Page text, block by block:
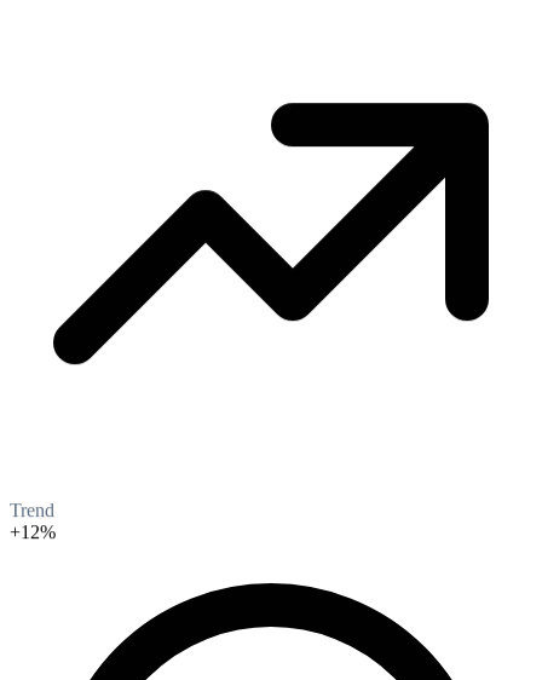
Trend
+12%